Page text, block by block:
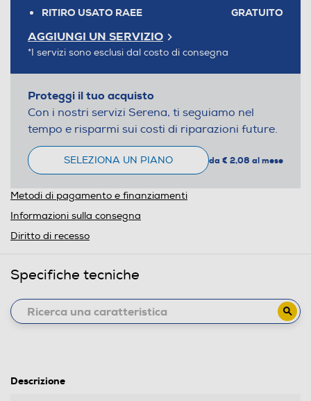
RITIRO USATO RAEE GRATUITO
AGGIUNGI UN SERVIZIO
*I servizi sono esclusi dal costo di consegna
Proteggi il tuo acquisto
Con i nostri servizi Serena, ti seguiamo nel
tempo e risparmi sui costi di riparazioni future.
SELEZIONA UN PIANO da € 2,08 al mese
Metodi di pagamento e finanziamenti
Informazioni sulla consegna
Diritto di recesso
Specifiche tecniche
Descrizione